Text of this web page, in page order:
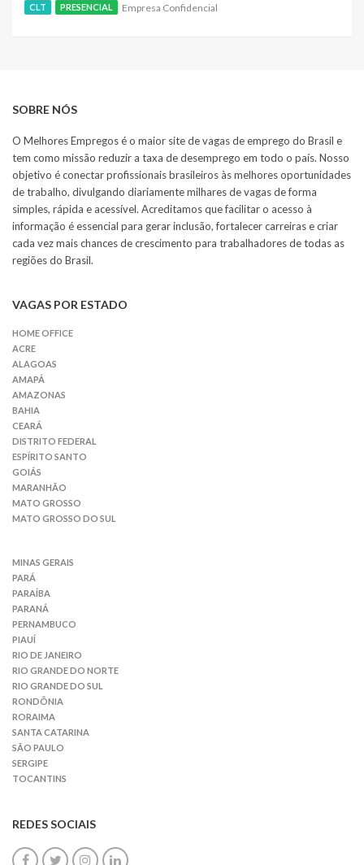
CLT PRESENCIAL Empresa Confidencial
SOBRE NÓS
O Melhores Empregos é o maior site de vagas de emprego do Brasil e
tem como missão reduzir a taxa de desemprego em todo o país. Nosso
objetivo é conectar profissionais brasileiros às melhores oportunidades
de trabalho, divulgando diariamente milhares de vagas de forma
simples, rápida e acessível. Acreditamos que facilitar o acesso à
informação é essencial para gerar inclusão, fortalecer carreiras e criar
cada vez mais chances de crescimento para trabalhadores de todas as
regiões do Brasil.
VAGAS POR ESTADO
HOME OFFICE
ACRE
ALAGOAS
AMAPÁ
AMAZONAS
BAHIA
CEARÁ
DISTRITO FEDERAL
ESPÍRITO SANTO
GOIÁS
MARANHÃO
MATO GROSSO
MATO GROSSO DO SUL
MINAS GERAIS
PARÁ
PARAÍBA
PARANÁ
PERNAMBUCO
PIAUÍ
RIO DE JANEIRO
RIO GRANDE DO NORTE
RIO GRANDE DO SUL
RONDÔNIA
RORAIMA
SANTA CATARINA
SÃO PAULO
SERGIPE
TOCANTINS
REDES SOCIAIS